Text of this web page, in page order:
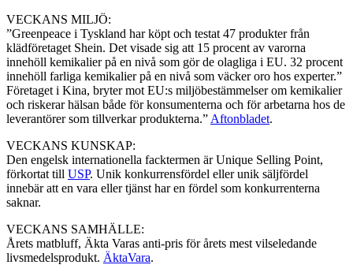
VECKANS MILJÖ:
”Greenpeace i Tyskland har köpt och testat 47 produkter från
klädföretaget Shein. Det visade sig att 15 procent av varorna
innehöll kemikalier på en nivå som gör de olagliga i EU. 32 procent
innehöll farliga kemikalier på en nivå som väcker oro hos experter.”
Företaget i Kina, bryter mot EU:s miljöbestämmelser om kemikalier
och riskerar hälsan både för konsumenterna och för arbetarna hos de
leverantörer som tillverkar produkterna.” Aftonbladet.
VECKANS KUNSKAP:
Den engelsk internationella facktermen är Unique Selling Point,
förkortat till USP. Unik konkurrensfördel eller unik säljfördel
innebär att en vara eller tjänst har en fördel som konkurrenterna
saknar.
VECKANS SAMHÄLLE:
Årets matbluff, Äkta Varas anti-pris för årets mest vilseledande
livsmedelsprodukt. ÄktaVara.